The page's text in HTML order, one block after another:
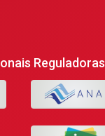
Reguladoras